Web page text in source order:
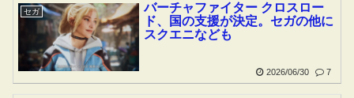
セガ
バーチャファイター クロスロー
ド、国の支援が決定。セガの他に
スクエニなども
2026/06/30 7